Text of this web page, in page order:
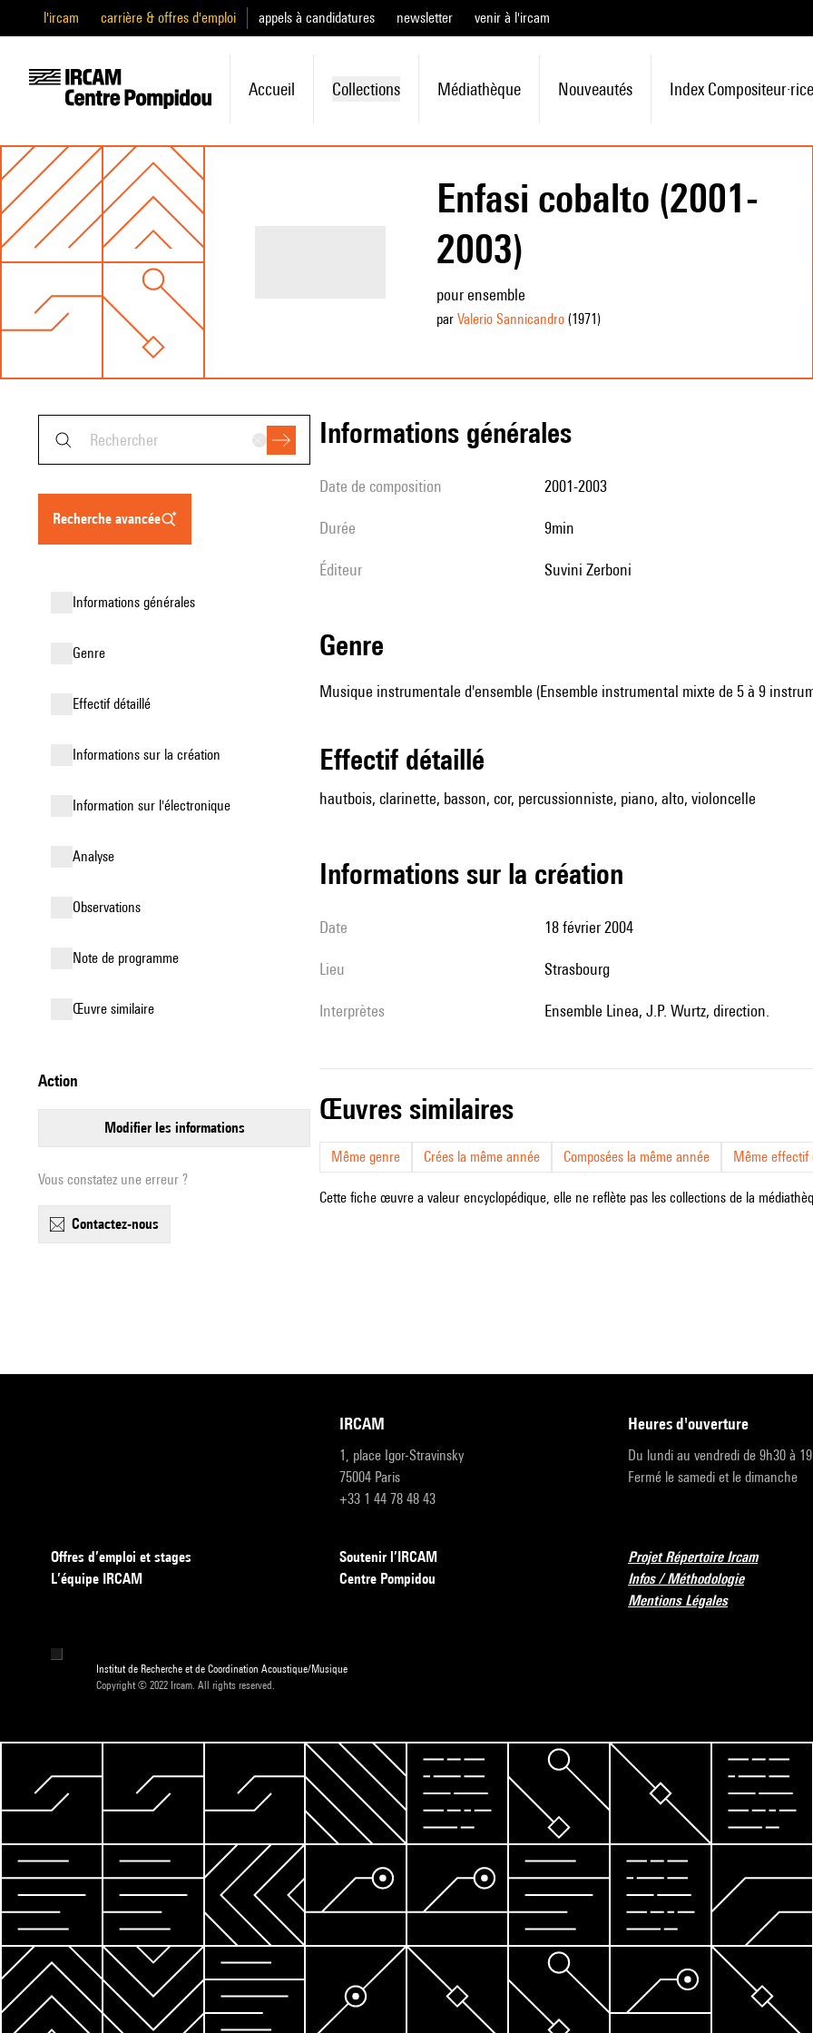
l'ircam carrière & offres d'emploi appels à candidatures newsletter venir à l'ircam
Accueil Collections Médiathèque Nouveautés Index Compositeur·rice
Enfasi cobalto (2001-
2003)
pour ensemble
par Valerio Sannicandro(1971)
recherche avancée
informations générales
genre
effectif détaillé
informations sur la création
Information sur l'électronique
analyse
observations
Note de programme
œuvre similaire
action
modifier les informations
Vous constatez une erreur ?
contactez-nous
informations générales
date de composition 2001-2003
durée 9min
éditeur Suvini Zerboni
genre
Musique instrumentale d'ensemble (Ensemble instrumental mixte de 5 à 9
effectif détaillé
hautbois, clarinette, basson, cor, percussionniste, piano, alto, violoncelle
informations sur la création
date 18 février 2004
lieu Strasbourg
interprètes Ensemble Linea, J.P. Wurtz, direction.
œuvres similaires
Même genre Crées la même année Composées la même année Même effectif
Cette fiche œuvre a valeur encyclopédique, elle ne reflète pas les collections de la
IRCAM
1, place Igor-Stravinsky
75004 Paris
+33 1 44 78 48 43
heures d'ouverture
Du lundi au vendredi de 9h30 à
Fermé le samedi et le dimanche
Offres d’emploi et stages
L’équipe IRCAM
Soutenir l’IRCAM
Centre Pompidou
Projet Répertoire Ircam
Infos / Méthodologie
Mentions Légales
Institut de Recherche et de Coordination Acoustique/Musique
Copyright © 2022 Ircam. All rights reserved.